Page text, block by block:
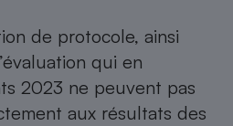
de protocole, ainsi
qui en
2023 ne peuvent pas
aux résultats des